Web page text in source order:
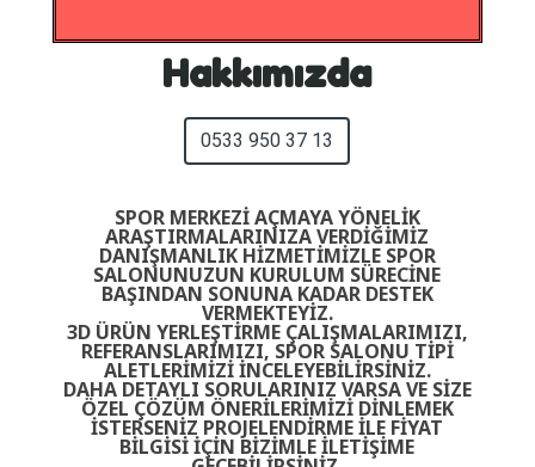
Hakkımızda
0533 950 37 13
SPOR MERKEZI AÇMAYA YÖNELIK
ARAŞTIRMALARINIZA VERDIĞIMIZ
DANIŞMANLIK HIZMETIMIZLE SPOR
SALONUNUZUN KURULUM SÜRECINE
BAŞINDAN SONUNA KADAR DESTEK
VERMEKTEYIZ.
3D ÜRÜN YERLEŞTIRME ÇALIŞMALARIMIZI,
REFERANSLARIMIZI, SPOR SALONU TIPI
ALETLERIMIZI INCELEYEBILIRSINIZ.
DAHA DETAYLI SORULARINIZ VARSA VE SIZE
ÖZEL ÇÖZÜM ÖNERILERIMIZI DINLEMEK
ISTERSENIZ PROJELENDIRME ILE FIYAT
BILGISI IÇIN BIZIMLE ILETIŞIME